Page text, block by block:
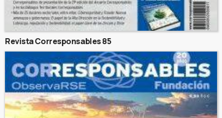
Revista Corresponsables 85